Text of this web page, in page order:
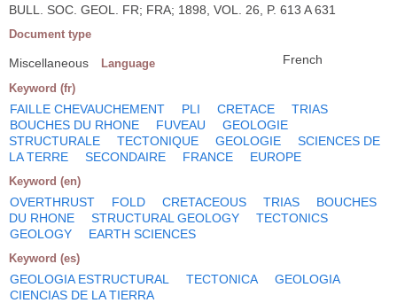
BULL. SOC. GEOL. FR; FRA; 1898, VOL. 26, P. 613 A 631
Document type
Miscellaneous Language French
Keyword (fr)
FAILLE CHEVAUCHEMENT PLI CRETACE
TRIAS
BOUCHES DU RHONE
FUVEAU
GEOLOGIE
STRUCTURALE
TECTONIQUE GEOLOGIE
SCIENCES DE
LA TERRE
SECONDAIRE FRANCE EUROPE
Keyword (en)
OVERTHRUST FOLD CRETACEOUS TRIAS
BOUCHES
DU RHONE
STRUCTURAL GEOLOGY
TECTONICS
GEOLOGY
EARTH SCIENCES
Keyword (es)
GEOLOGIA ESTRUCTURAL TECTONICA
GEOLOGIA
CIENCIAS DE LA TIERRA